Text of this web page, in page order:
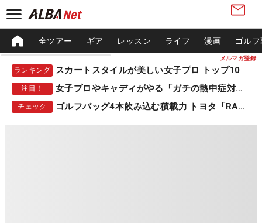
メルマガ登録
全ツアー ギア レッスン ライフ 漫画 ゴル
ランキング スカートスタイルが美しい女子プロ トップ10
注目！ 女子プロやキャディがやる「ガチの熱中症対策」
チェック ゴルフバッグ4本飲み込む積載力 トヨタ「RAV4」